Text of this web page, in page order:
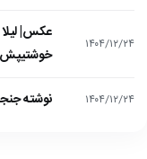
۱۴۰۴/۱۲/۲۴
عکس| لیلا
خوشتیپش
۱۴۰۴/۱۲/۲۴ نوشته